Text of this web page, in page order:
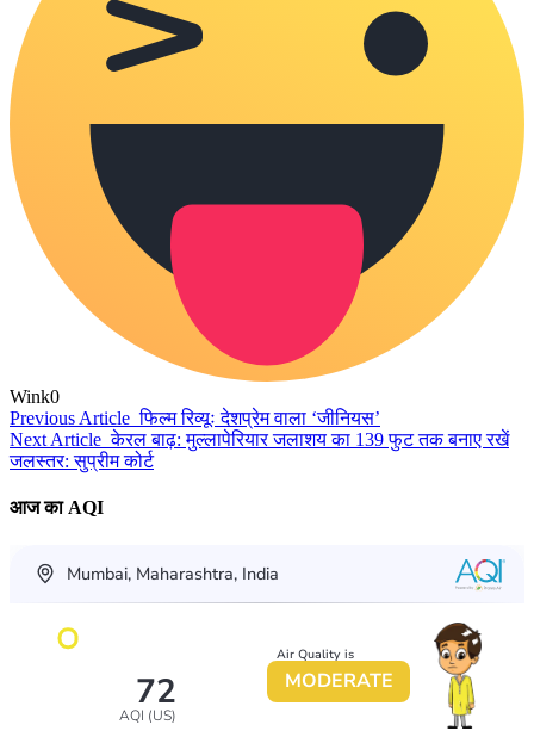
Wink0
Previous Article फिल्म रिव्यूः देशप्रेम वाला ‘जीनियस’
Next Article केरल बाढ़: मुल्लापेरियार जलाशय का 139 फुट तक बनाए रखें
जलस्तर: सुप्रीम कोर्ट
आज का AQI